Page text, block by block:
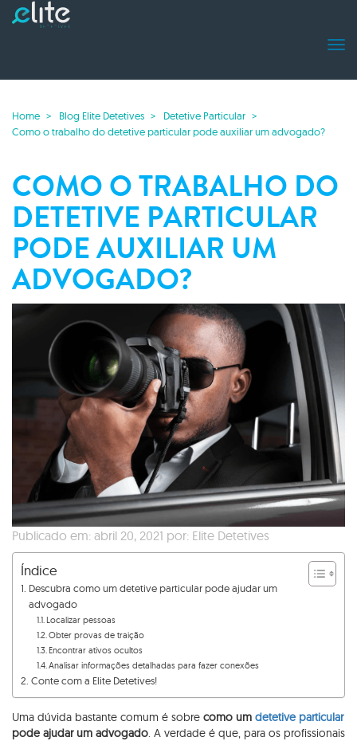
Home Blog Elite Detetives
Detetive Particular
Como o trabalho do detetive particular pode auxiliar um advogado?
COMO O TRABALHO DO
DETETIVE PARTICULAR
PODE AUXILIAR UM
ADVOGADO?
Publicado em: abril 20, 2021 por: Elite Detetives
Índice
Descubra como um detetive particular pode ajudar um
advogado
Localizar pessoas
Obter provas de traição
Encontrar ativos ocultos
Analisar informações detalhadas para fazer conexões
Conte com a Elite Detetives!
Uma dúvida bastante comum é sobre como um detetive particular
pode ajudar um advogado. A verdade é que, para os profissionais